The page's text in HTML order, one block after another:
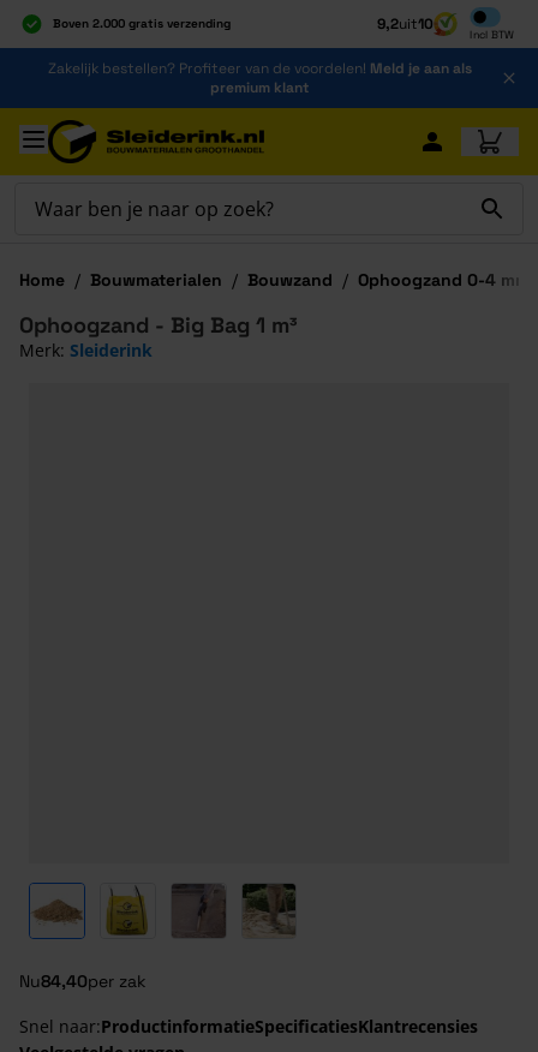
Boven 2.000 gratis verzending
Al 40 jaar dé specialist
Alles onder één dak
9,2uit10
Incl BTW
Inclusief
Ga naar de inhoud
Zakelijk bestellen? Profiteer van de voordelen! Meld je aan als
premium klant
Ga naar hoofdinhoud
Home / Bouwmaterialen / Bouwzand / Ophoogzand 0-4 mm
View larger imageView larger image
View larger imageView larger image
Nu84,40per zak
Ophoogzand - Big Bag 1 m³
Merk: Sleiderink
Snel naar:ProductinformatieSpecificatiesKlantrecensies